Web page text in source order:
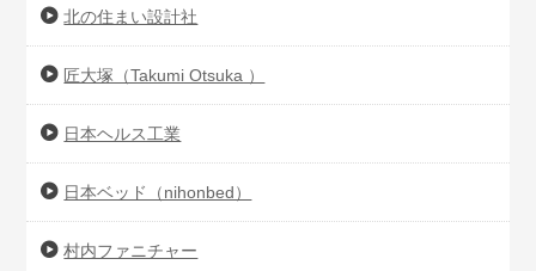
北の住まい設計社
匠大塚（Takumi Otsuka ）
日本ヘルス工業
日本ベッド（nihonbed）
村内ファニチャー